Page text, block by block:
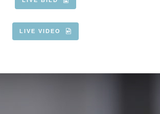
LIVE VIDEO